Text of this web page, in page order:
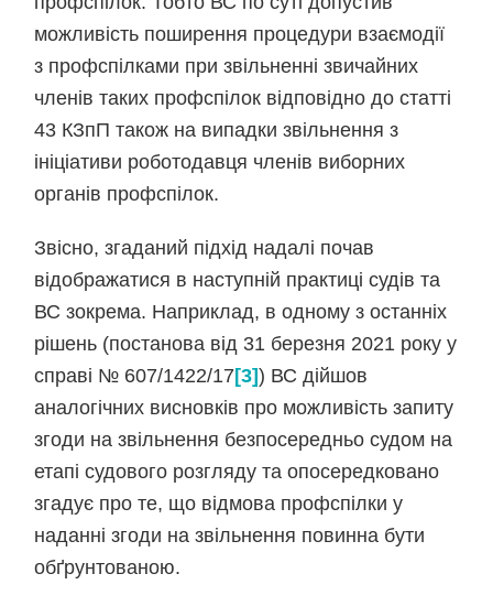
можливість поширення процедури взаємодії
з профспілками при звільненні звичайних
членів таких профспілок відповідно до статті
43 КЗпП також на випадки звільнення з
ініціативи роботодавця членів виборних
органів профспілок.
Звісно, згаданий підхід надалі почав
відображатися в наступній практиці судів та
ВС зокрема. Наприклад, в одному з останніх
рішень (постанова від 31 березня 2021 року у
справі № 607/1422/17 [3]) ВС дійшов
аналогічних висновків про можливість запиту
згоди на звільнення безпосередньо судом на
етапі судового розгляду та опосередковано
згадує про те, що відмова профспілки у
наданні згоди на звільнення повинна бути
обґрунтованою.